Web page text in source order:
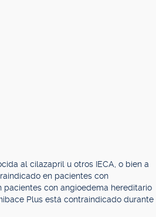
al cilazapril u otros IECA, o bien a
en pacientes con
pacientes con angioedema hereditario
Plus está contraindicado durante